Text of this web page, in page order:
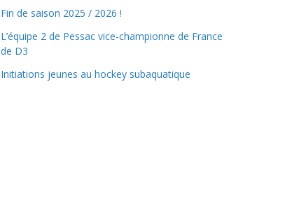
Fin de saison 2025 / 2026 !
L’équipe 2 de Pessac vice-championne de France
de D3
Initiations jeunes au hockey subaquatique